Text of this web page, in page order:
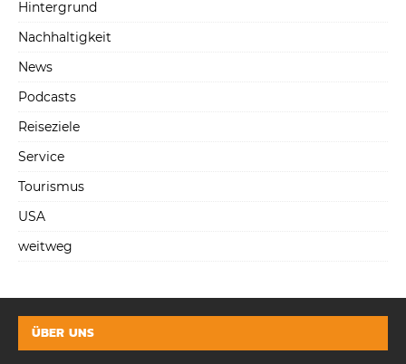
Hintergrund
Nachhaltigkeit
News
Podcasts
Reiseziele
Service
Tourismus
USA
weitweg
ÜBER UNS